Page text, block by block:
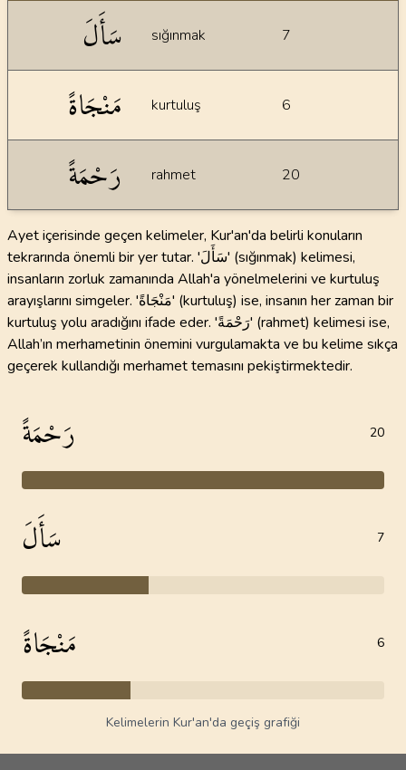
İstatiksel bilgiler
سَأَلَ sığınmak 7
مَنْجَاةً kurtuluş 6
رَحْمَةً rahmet 20
Ayet içerisinde geçen kelimeler, Kur'an'da belirli konuların
tekrarında önemli bir yer tutar. 'سَأَلَ' (sığınmak) kelimesi,
insanların zorluk zamanında Allah'a yönelmelerini ve kurtuluş
arayışlarını simgeler. 'مَنْجَاةً' (kurtuluş) ise, insanın her zaman bir
kurtuluş yolu aradığını ifade eder. 'رَحْمَةً' (rahmet) kelimesi ise,
Allah’ın merhametinin önemini vurgulamakta ve bu kelime sıkça
geçerek kullandığı merhamet temasını pekiştirmektedir.
رَحْمَةً 20
سَأَلَ 7
مَنْجَاةً 6
Kelimelerin Kur'an'da geçiş grafiği